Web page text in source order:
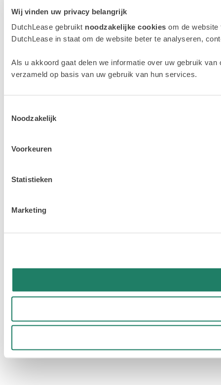
Wij vinden uw privacy belangrijk
DutchLease gebruikt noodzakelijke cookies om de
DutchLease in staat om de website beter te analyseren,
Als u akkoord gaat delen we informatie over uw gebruik
verzameld op basis van uw gebruik van hun services.
Noodzakelijk
Voorkeuren
Statistieken
Marketing